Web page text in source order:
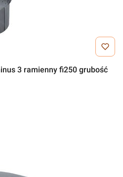
3 ramienny fi250 grubość